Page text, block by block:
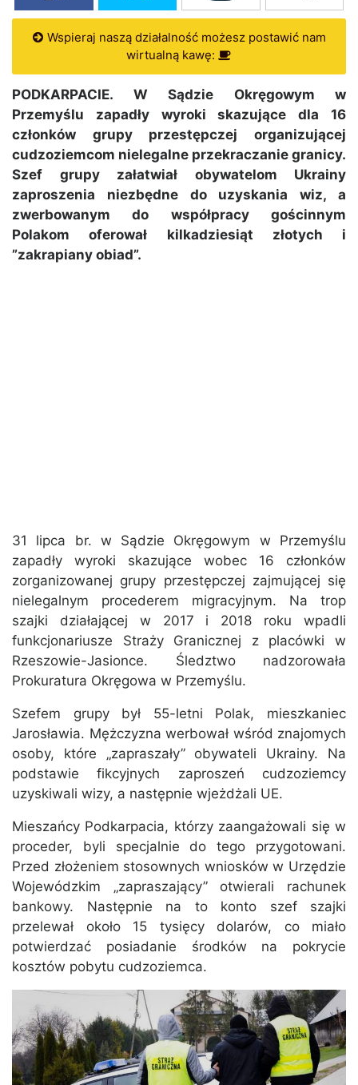
Wspieraj naszą działalność możesz postawić nam
wirtualną kawę:
PODKARPACIE. W Sądzie Okręgowym w
Przemyślu zapadły wyroki skazujące dla 16
członków grupy przestępczej organizującej
cudzoziemcom nielegalne przekraczanie granicy.
Szef grupy załatwiał obywatelom Ukrainy
zaproszenia niezbędne do uzyskania wiz, a
zwerbowanym do współpracy gościnnym
Polakom oferował kilkadziesiąt złotych i
”zakrapiany obiad”.
31 lipca br. w Sądzie Okręgowym w Przemyślu
zapadły wyroki skazujące wobec 16 członków
zorganizowanej grupy przestępczej zajmującej się
nielegalnym procederem migracyjnym. Na trop
szajki działającej w 2017 i 2018 roku wpadli
funkcjonariusze Straży Granicznej z placówki w
Rzeszowie-Jasionce. Śledztwo nadzorowała
Prokuratura Okręgowa w Przemyślu.
Szefem grupy był 55-letni Polak, mieszkaniec
Jarosławia. Mężczyzna werbował wśród znajomych
osoby, które „zapraszały” obywateli Ukrainy. Na
podstawie fikcyjnych zaproszeń cudzoziemcy
uzyskiwali wizy, a następnie wjeżdżali UE.
Mieszańcy Podkarpacia, którzy zaangażowali się w
proceder, byli specjalnie do tego przygotowani.
Przed złożeniem stosownych wniosków w Urzędzie
Wojewódzkim „zapraszający” otwierali rachunek
bankowy. Następnie na to konto szef szajki
przelewał około 15 tysięcy dolarów, co miało
potwierdzać posiadanie środków na pokrycie
kosztów pobytu cudzoziemca.